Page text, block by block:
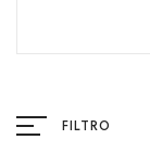
FILTRO